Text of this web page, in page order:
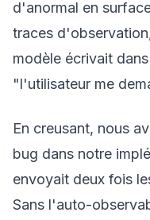
d'anormal en
traces
modèle écrivait
"l'utilisateur me
En creusant, nous
bug dans notre
envoyait deux fois
Sans l'auto-